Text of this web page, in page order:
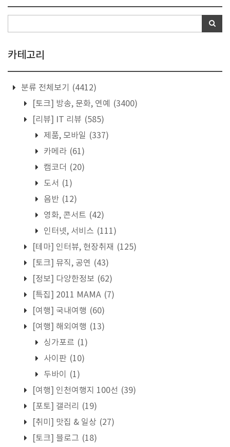
카테고리
분류 전체보기
(4412)
[토크] 방송, 문화, 연예
(3400)
[리뷰] IT 리뷰 (585)
제품, 모바일 (337)
카메라 (61)
캠코더 (20)
도서 (1)
음반 (12)
영화, 콘서트 (42)
인터넷, 서비스 (111)
[테마] 인터뷰, 현장취재 (125)
[토크] 뮤직, 공연 (43)
[정보] 다양한정보 (62)
[특집] 2011 MAMA (7)
[여행] 국내여행 (60)
[여행] 해외여행 (13)
싱가포르 (1)
사이판 (10)
두바이
(1)
[여행] 인천여행지 100선 (39)
[포토] 갤러리
(19)
[취미] 맛집 & 일상 (27)
[토크] 블로그 (18)